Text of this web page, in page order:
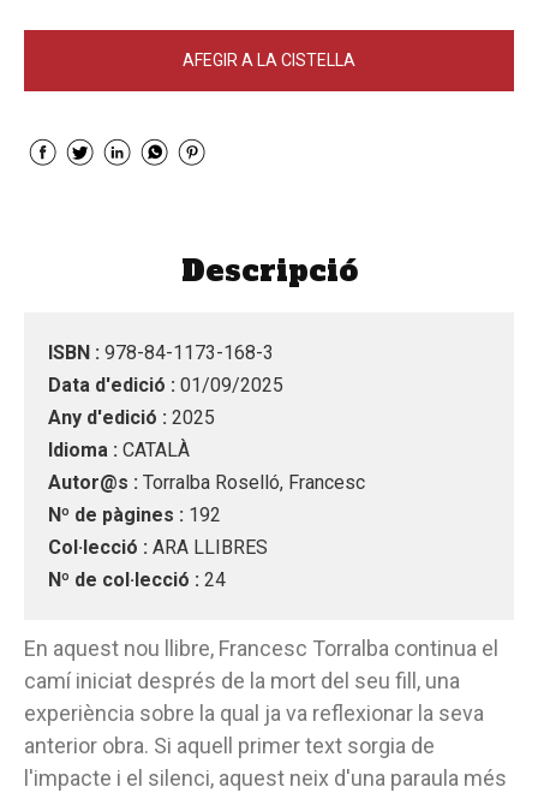
AFEGIR A LA CISTELLA
Descripció
ISBN : 978-84-1173-168-3
Data d'edició : 01/09/2025
Any d'edició : 2025
Idioma : CATALÀ
Autor@s : Torralba Roselló, Francesc
Nº de pàgines : 192
Col·lecció : ARA LLIBRES
Nº de col·lecció : 24
En aquest nou llibre, Francesc Torralba continua el
camí iniciat després de la mort del seu fill, una
experiència sobre la qual ja va reflexionar la seva
anterior obra. Si aquell primer text sorgia de
l'impacte i el silenci, aquest neix d'una paraula més